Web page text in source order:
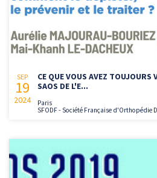
SEP
19
2024
CE QUE VOUS AVEZ TOUJOURS
SAOS DE L'E...
Paris
SFODF - Société Française d'Orthopédie